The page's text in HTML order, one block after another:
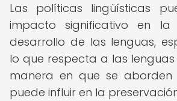
Las políticas lingüísticas
impacto significativo en
desarrollo de las lenguas,
lo que respecta a las lenguas
manera en que se aborden
puede influir en la